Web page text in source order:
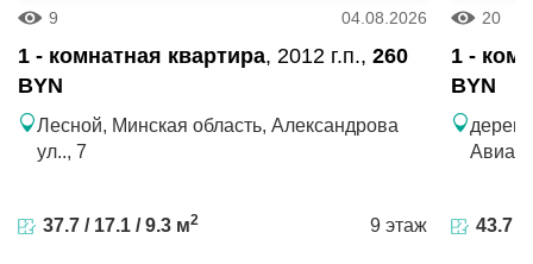
9 04.08.2026
1 - комнатная квартира, 2012 г.п., 260
BYN
Лесной, Минская область, Александрова
ул.., 7
37.7 / 17.1 / 9.3 м2 9 этаж
20
1 -
BYN
43.7 /